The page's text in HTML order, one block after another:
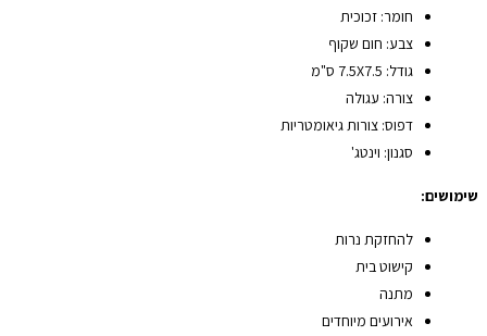
חומר: זכוכית
צבע: חום שקוף
גודל: 7.5X7.5 ס"מ
צורה: עגולה
דפוס: צורות גיאומטריות
סגנון: וינטג'
שימושים:
להחזקת נרות
קישוט בית
מתנה
אירועים מיוחדים